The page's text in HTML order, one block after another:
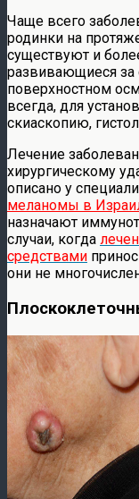
Чаще всего
родинки на
существуют и
развивающиеся
поверхностном
всегда, для
скиаскопию,
Лечение
хирургическому
описано у
меланомы в
назначают
случаи, когда
средствами
они не